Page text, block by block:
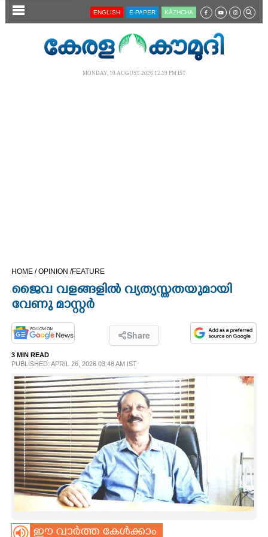
SECTIONS
LIFESTYLE
SPIRITUAL
INFO+
ART
ASTRO
ENGLISH E-PAPER KĀZHCHA
MONDAY, 10 AUGUST 2026 12.19 PM IST
HOME /OPINION /FEATURE
ജൈവ​ വ​ള​ങ്ങളിൽ വ്യത്യസ്തതയുമായി
വേണു മാസ്റ്റർ
Share
3 MIN READ
PUBLISHED: APRIL 26, 2026 03:48 AM IST
ഈ വാർത്ത കേൾക്കാം